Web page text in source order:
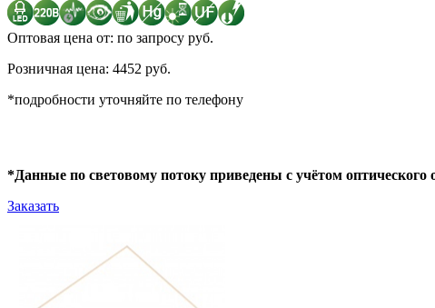
Оптовая цена от: по запросу руб.
Розничная цена: 4452 руб.
*подробности уточняйте по телефону
*Данные по световому потоку приведены с учётом
Заказать